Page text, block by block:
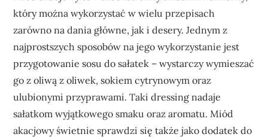
który można wykorzystać w wielu przepisach
zarówno na dania główne, jak i desery. Jednym z
najprostszych sposobów na jego wykorzystanie jest
przygotowanie sosu do sałatek – wystarczy wymieszać
go z oliwą z oliwek, sokiem cytrynowym oraz
ulubionymi przyprawami. Taki dressing nadaje
sałatkom wyjątkowego smaku oraz aromatu. Miód
akacjowy świetnie sprawdzi się także jako dodatek do